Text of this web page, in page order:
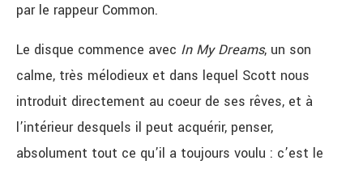
par le rappeur Common.
Le disque commence avec In My Dreams, un son
calme, très mélodieux et dans lequel Scott nous
introduit directement au coeur de ses rêves, et à
l’intérieur desquels il peut acquérir, penser,
absolument tout ce qu’il a toujours voulu : c’est le